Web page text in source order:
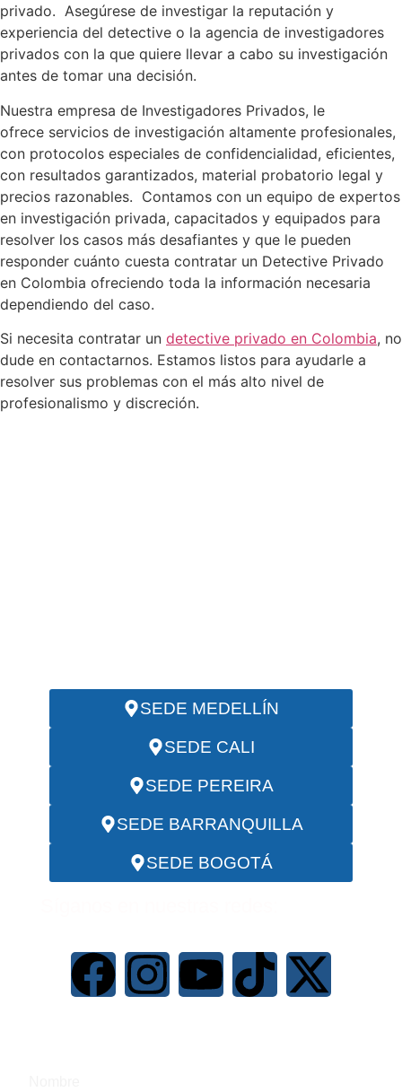
privado. Asegúrese de investigar la reputación y
experiencia del detective o la agencia de investigadores
privados con la que quiere llevar a cabo su investigación
antes de tomar una decisión.
Nuestra empresa de Investigadores Privados, le
ofrece servicios de investigación altamente profesionales,
con protocolos especiales de confidencialidad, eficientes,
con resultados garantizados, material probatorio legal y
precios razonables. Contamos con un equipo de expertos
en investigación privada, capacitados y equipados para
resolver los casos más desafiantes y que le pueden
responder cuánto cuesta contratar un Detective Privado
en Colombia ofreciendo toda la información necesaria
dependiendo del caso.
Si necesita contratar un detective privado en Colombia, no
dude en contactarnos. Estamos listos para ayudarle a
resolver sus problemas con el más alto nivel de
profesionalismo y discreción.
SEDE MEDELLÍN
SEDE CALI
SEDE PEREIRA
SEDE BARRANQUILLA
SEDE BOGOTÁ